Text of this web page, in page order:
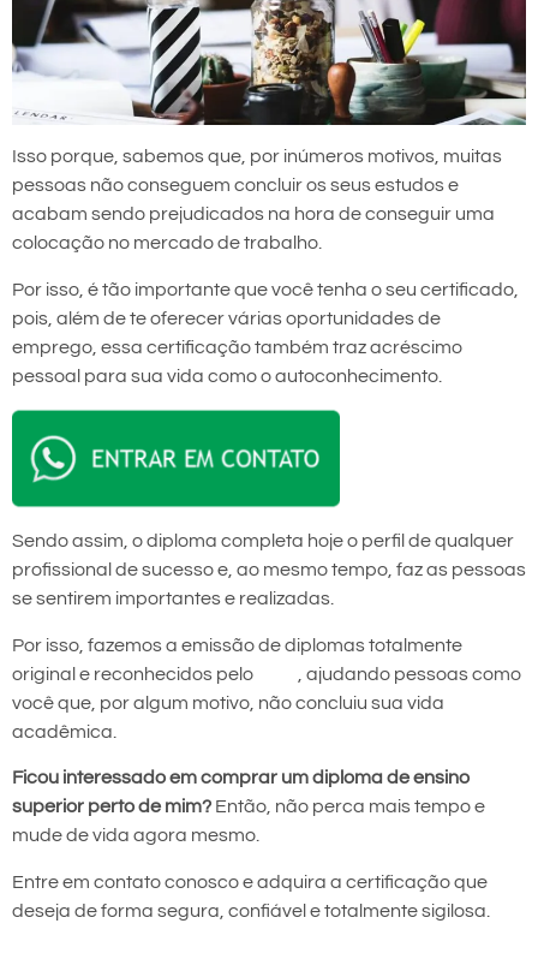
Isso porque, sabemos que, por inúmeros motivos, muitas
pessoas não conseguem concluir os seus estudos e
acabam sendo prejudicados na hora de conseguir uma
colocação no mercado de trabalho.
Por isso, é tão importante que você tenha o seu certificado,
pois, além de te oferecer várias oportunidades de
emprego, essa certificação também traz acréscimo
pessoal para sua vida como o autoconhecimento.
Sendo assim, o diploma completa hoje o perfil de qualquer
profissional de sucesso e, ao mesmo tempo, faz as pessoas
se sentirem importantes e realizadas.
Por isso, fazemos a emissão de diplomas totalmente
original e reconhecidos pelo
, ajudando pessoas como
você que, por algum motivo, não concluiu sua vida
acadêmica.
Ficou interessado em comprar um diploma de ensino
superior perto de mim? Então, não perca mais tempo e
mude de vida agora mesmo.
Entre em contato conosco e adquira a certificação que
deseja de forma segura, confiável e totalmente sigilosa.